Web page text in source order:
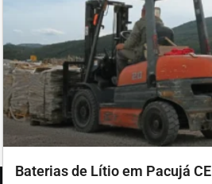
Baterias de Lítio em Pacujá CE